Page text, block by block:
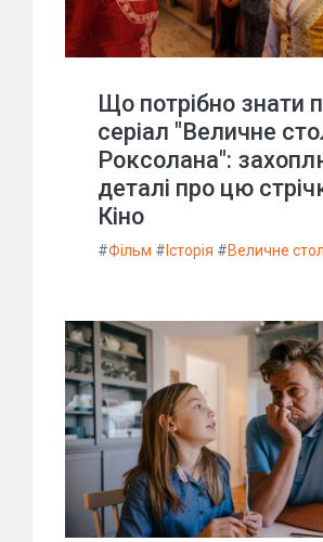
Що потрібно знати
серіал "Величне
Роксолана":
деталі про цю
Кіно
#Фільм # Історія #Величне